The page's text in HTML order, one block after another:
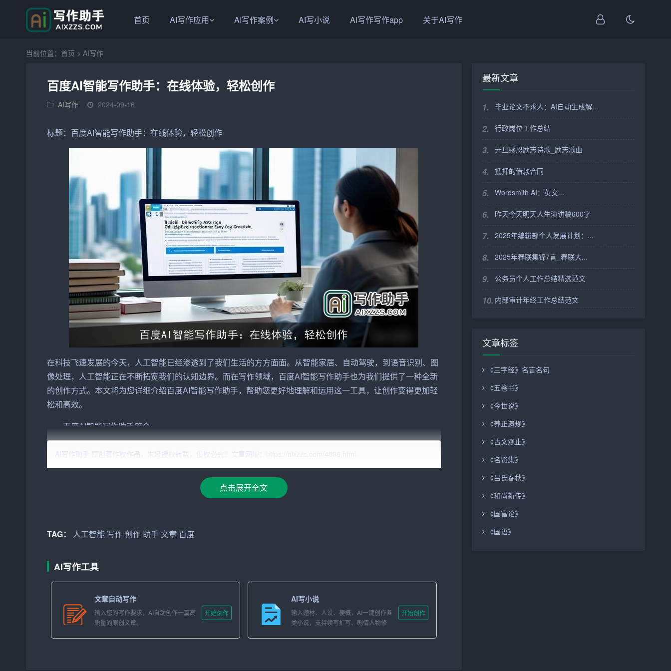
首页 AI写作应用 AI写作案例 AI写小说 AI写作写作app 关于AI写作
当前位置： 首页 > AI写作
百度AI智能写作助手：在线体验，轻松创作
AI写作 2024-09-16
标题： 百度AI智能写作助手：在线体验，轻松创作
在科技飞速发展的今天， 人工智能已经渗透到了我们生活的方方面面。从智能家居、自动驾驶，到语音识别、图
像处理，人工智能正在不断拓宽我们的认知边界。而在写作领域，百度AI智能写作助手也为我们提供了一种全新
的创作方式。本文将为您详细介绍百度AI智能写作助手，帮助您更好地理解和运用这一工具，让创作变得更加轻
松和高效。
一、百度AI智能写作助手简介
百度AI智能写作助手是百度公司推出的一款基于人工智能技术的写作辅助工具。它结合了自然语言处理、深度学
可以通过百度AI智能写作助手，轻松实现高效写作。
2. 内容丰富：助手可以根据您的需求，生成各种类型的文章，如新闻报道、散文、
3. 质量保证：通过不断优化算法，百度AI智能写作助手生成的文章具有较高的质量，语句通顺、逻辑清晰。
4. 定制化服务：您可以根据个人喜好和需求，调整文章的风格、语气和结构，让助手为您量身定制文章。
5. 实时更新：百度AI智能写作助手会不断学习新的知识和信息，确保为您提供最新、最前沿的内容。
AI写作助手 原创著作权作品，未经授权转载，侵权必究！文章网址：https://aixzzs.com/4898.html
点击展开全文
TAG： 人工智能 写作创作助手文章 百度
AI写作工具
文章自动写作
输入您的写作要求，AI自动创作一篇高
质量的原创文章。
开始创作
AI写小说
输入题材、人设、梗概，AI一键创作各
类小说，支持续写扩写、剧情人物修
开始创作
最新文章
1. 毕业论文不求人：AI自动生成解...
2. 行政岗位工作总结
3. 元旦感恩励志诗歌_励志歌曲
4. 抵押的借款合同
5. Wordsmith AI：英文...
6. 昨天今天明天人生演讲稿600字
7. 2025年编辑部个人发展计划：...
8. 2025年春联集锦7言_春联大...
9. 公务员个人工作总结精选范文
10. 内部审计年终工作总结范文
文章标签
《三字经》名言名句
《五卷书》
《今世说》
《养正遗规》
《古文观止》
《名贤集》
《吕氏春秋》
《和尚新传》
《国富论》
《国语》